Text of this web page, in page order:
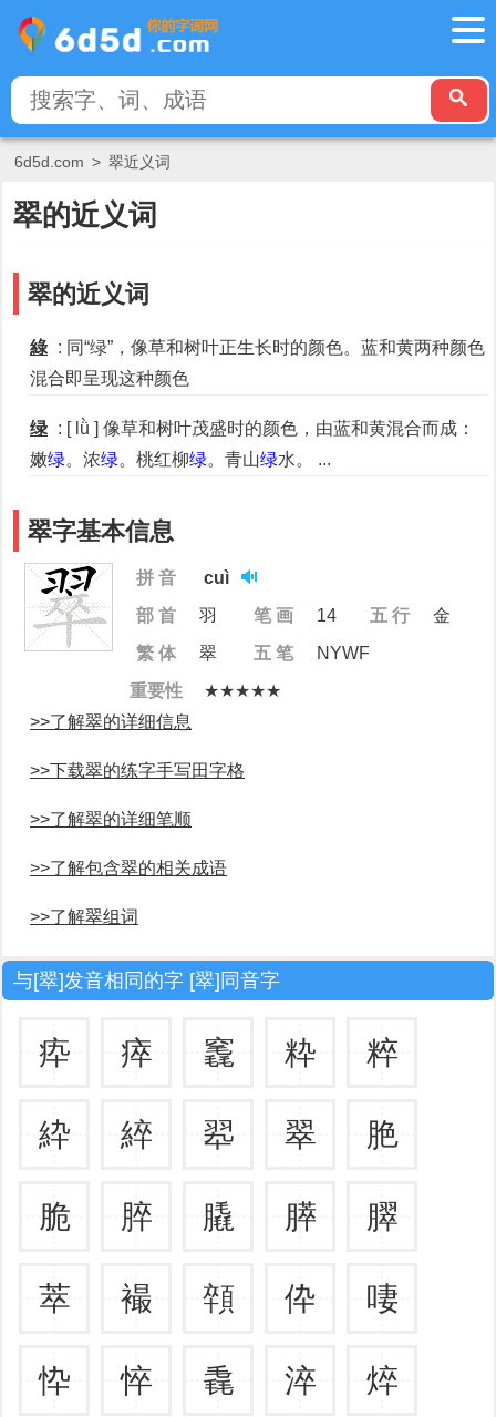
6d5d.com > 翠近义词
翠的近义词
翠的近义词
綠 : 同“绿”，像草和树叶正生长时的颜色。蓝和黄两种颜色
混合即呈现这种颜色
绿 : [ lǜ ] 像草和树叶茂盛时的颜色，由蓝和黄混合而成：
嫩绿。浓绿。桃红柳绿。青山绿水。 ...
翠字基本信息
拼 音
cuì
部 首
羽 笔 画 14 五 行
金
繁 体
翠 五 笔
NYWF
重要性
★★★★★
>>了解翠的详细信息
>>下载翠的练字手写田字格
>>了解翠的详细笔顺
>>了解包含翠的相关成语
>>了解翠组词
与[翠]发音相同的字 [翠]同音字
疩 瘁 竁 粋 粹
紣 綷 翆 翠 脃
脆 脺 膬 膵 臎
萃 襊 顇 伜 啛
忰 悴 毳 淬 焠